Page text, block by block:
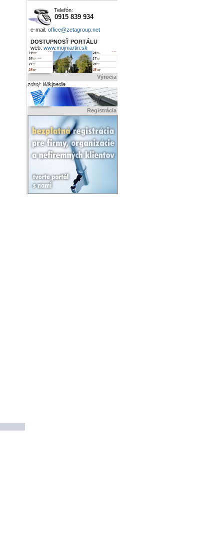
Telefón:
0915 839 934
e-mail: office@zetagroup.net
DOSTUPNOSŤ PORTÁLU
web: www.mojmartin.sk
Výrocia
zdroj: Wikipedia
Registrácia